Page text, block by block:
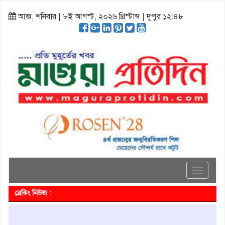
আজ, শনিবার | ৮ই আগস্ট, ২০২৬ খ্রিস্টাব্দ | দুপুর ১২:৪৮
Toggle
ব্রেকিং নিউজ :